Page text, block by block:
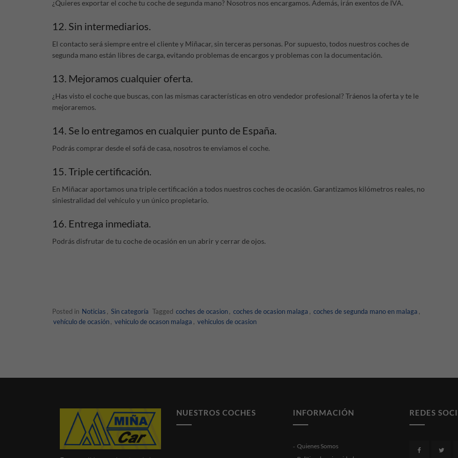
¿Quieres exportar el coche tu coche de segunda mano? Nosotros nos encargamos. Además, irán exentos de IVA.
12. Sin intermediarios.
El contacto será siempre entre el cliente y Miñacar, sin terceras personas. Por supuesto, todos nuestros coches de
segunda mano están libres de carga, evitando problemas de encargos y problemas con la documentación.
13. Mejoramos cualquier oferta.
¿Has visto el coche que buscas, con las mismas características en otro vendedor profesional? Tráenos la oferta y te le
mejoraremos.
14. Se lo entregamos en cualquier punto de España.
Podrás comprar desde el sofá de casa, nosotros te enviamos el coche.
15. Triple certificación.
En Miñacar aportamos una triple certificación a todos nuestros coches de ocasión. Garantizamos kilómetros reales, no
siniestralidad del vehículo y un único propietario.
16. Entrega inmediata.
Podrás disfrutar de tu coche de ocasión en un abrir y cerrar de ojos.
Posted in Noticias , Sin categoría Tagged coches de ocasion, coches de ocasion malaga , coches de segunda mano en malaga ,
vehículo de ocasión, vehiculo de ocason malaga , vehiculos de ocasion
NUESTROS COCHES INFORMACIÓN
Quienes Somos
REDES